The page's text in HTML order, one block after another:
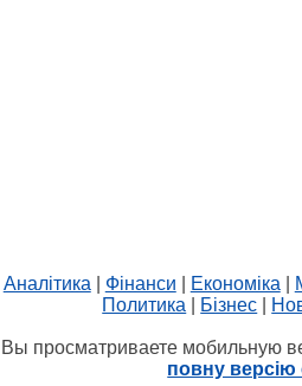
Аналітика Фінанси Економіка
Политика
Бізнес
Вы просматриваете мобильную
повну версію